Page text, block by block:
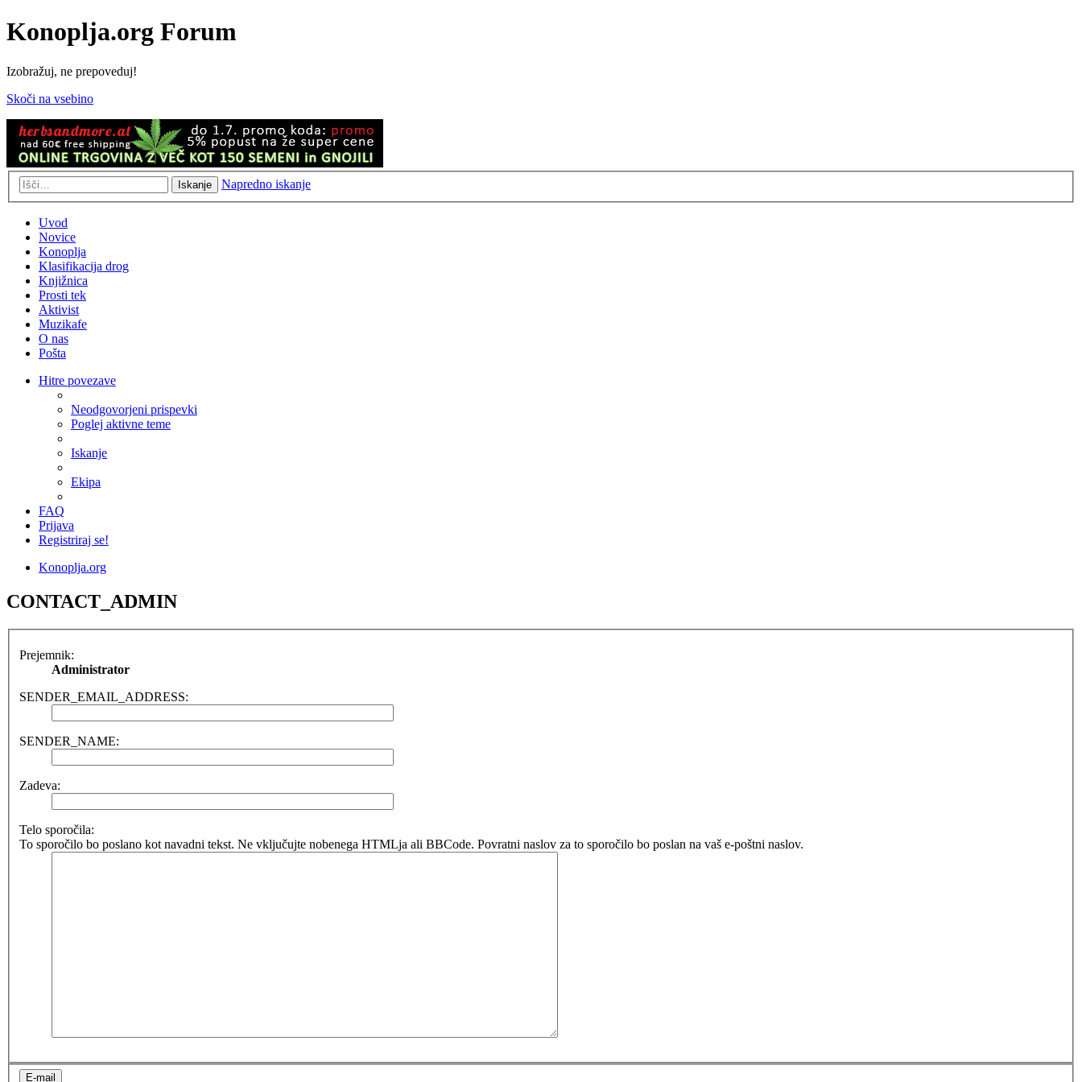
Konoplja.org Forum
Izobražuj, ne prepoveduj!
Skoči na vsebino
Iskanje Napredno iskanje
Uvod
Novice
Konoplja
Klasifikacija drog
Knjižnica
Prosti tek
Aktivist
Muzikafe
O nas
Pošta
Hitre povezave
Neodgovorjeni prispevki
Poglej aktivne teme
Iskanje
Ekipa
FAQ
Prijava
Registriraj se!
Konoplja.org
CONTACT_ADMIN
Prejemnik:
Administrator
SENDER_EMAIL_ADDRESS:
SENDER_NAME:
Zadeva:
Telo sporočila:
To sporočilo bo poslano kot navadni tekst. Ne vključujte nobenega HTMLja ali BBCode. Povratni naslov za to sporočilo bo poslan na vaš e-poštni naslov.